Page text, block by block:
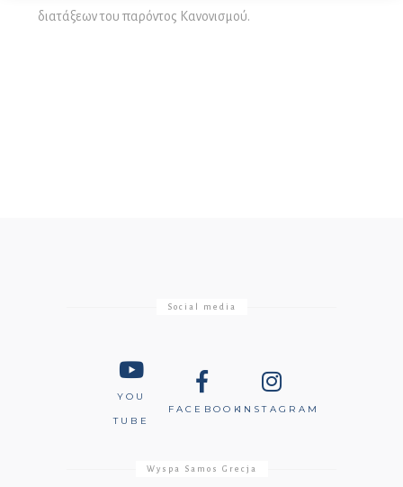
διατάξεων του παρόντος Κανονισμού.
Social media
YOU
TUBE
FACEBOOKINSTAGRAM
Wyspa Samos Grecja